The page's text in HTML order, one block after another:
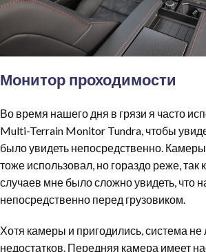
Монитор проходимости
Во время нашего дня в грязи я часто
Multi-Terrain Monitor Tundra, чтобы
было увидеть непосредственно.
тоже использовал, но гораздо реже, так
случаев мне было сложно увидеть, что
непосредственно перед грузовиком.
Хотя камеры и пригодились, система
недостатков. Передняя камера имеет